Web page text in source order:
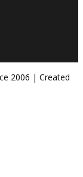
2006 | Created